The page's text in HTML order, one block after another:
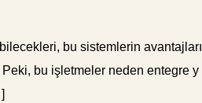
bu sistemlerin avantajları
bu işletmeler neden entegre y